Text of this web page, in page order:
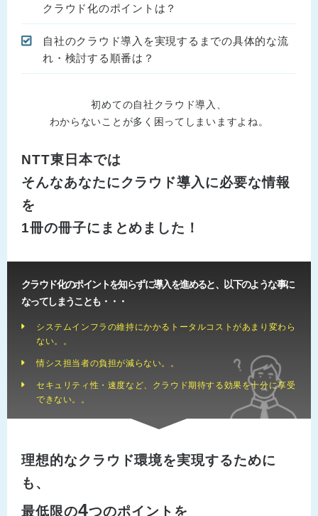
クラウド化のポイントは？
自社のクラウド導入を実現するまでの具体的な流
れ・検討する順番は？
初めての自社クラウド導入、
わからないことが多く困ってしまいますよね。
NTT東日本では
そんなあなたにクラウド導入に必要な情報
を
1冊の冊子にまとめました！
クラウド化のポイントを知らずに導入を進めると、以下のような事に
なってしまうことも・・・
システムインフラの維持にかかるトータルコストがあまり変わら
ない。。
情シス担当者の負担が減らない。。
セキュリティ性・速度など、クラウド期待する効果を十分に享受
できない。。
理想的なクラウド環境を実現するために
も、
最低限の4つのポイントを